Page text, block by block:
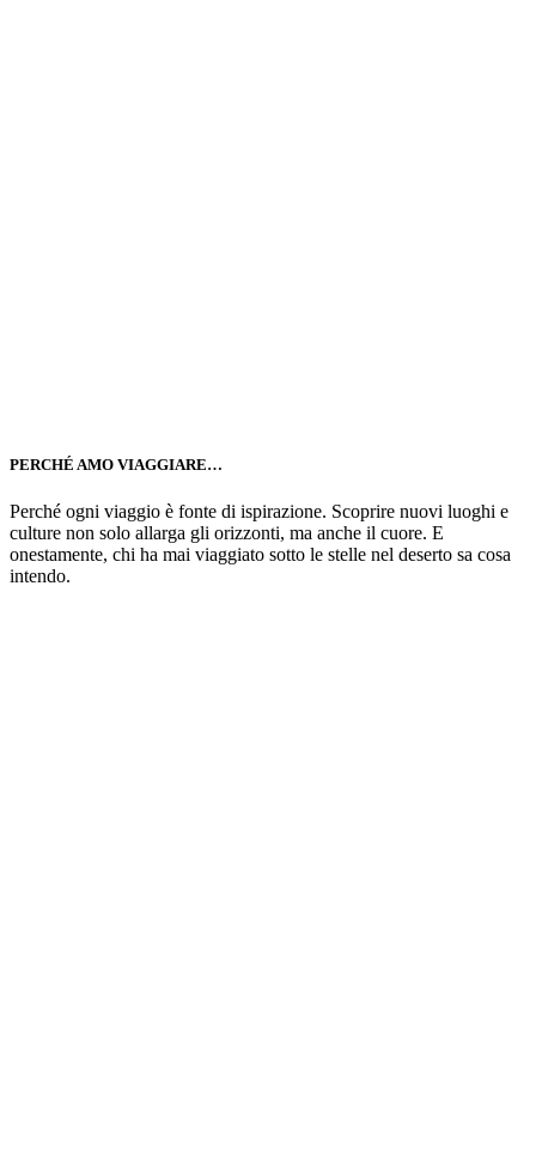
PERCHÉ AMO VIAGGIARE…
Perché ogni viaggio è fonte di ispirazione. Scoprire nuovi luoghi e
culture non solo allarga gli orizzonti, ma anche il cuore. E
onestamente, chi ha mai viaggiato sotto le stelle nel deserto sa cosa
intendo.